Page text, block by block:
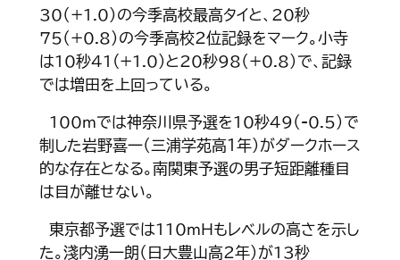
30（+1.0）の今季高校最高タイと、20秒
75（+0.8）の今季高校２位記録をマーク。小寺
は10秒41(+1.0)と20秒98（+0.8）で、記録
では増田を上回っている。
100ｍでは神奈川県予選を10秒49（-0.5）で
制した岩野喜一（三浦学苑高１年）がダークホース
的な存在となる。南関東予選の男子短距離種目
は目が離せない。
東京都予選では110ｍＨもレベルの高さを示し
た。淺内湧一朗（日大豊山高２年）が13秒